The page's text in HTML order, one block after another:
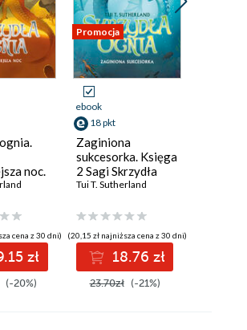
noc.
cena z 30 dni)
zł
(-20%)
Promocja
ebook
18 pkt
Zaginiona
sukcesorka. Księga
2 Sagi Skrzydła
ognia
Tui T. Sutherland
(20,15 zł najniższa cena z 30 dni)
18.76 zł
23.70zł (-21%)